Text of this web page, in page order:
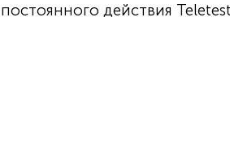
постоянного действия Teletest